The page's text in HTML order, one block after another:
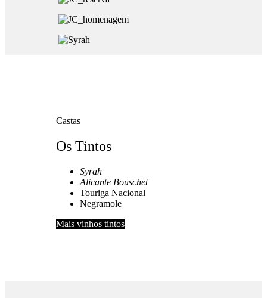
Castas
Os Tintos
Syrah
Alicante Bouschet
Touriga Nacional
Negramole
Mais vinhos tintos